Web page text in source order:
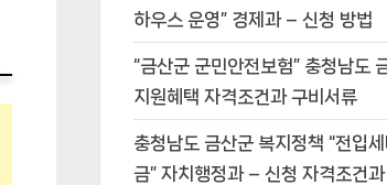
하우스 운영” 경제과 – 신청 방법
“금산군 군민안전보험” 충청남도
지원혜택 자격조건과 구비서류
충청남도 금산군 복지정책 “전입
금” 자치행정과 – 신청 자격조건